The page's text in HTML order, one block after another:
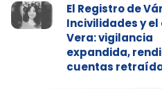
El Registro de
Incivilidades y el
Vera: vigilancia
expandida,
cuentas